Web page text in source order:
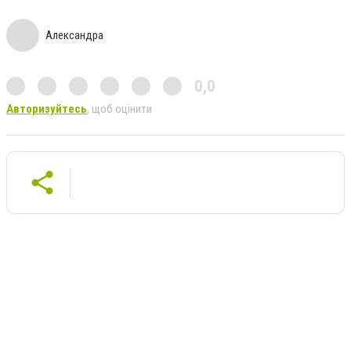
Александра
0,0
Авторизуйтесь, щоб оцінити